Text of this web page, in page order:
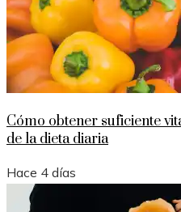
Cómo obtener suficiente
de la dieta diaria
Hace 4 días